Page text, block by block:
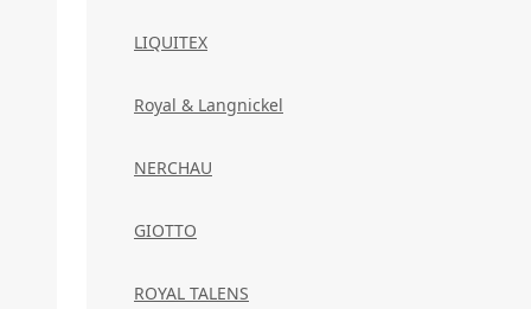
LIQUITEX
Royal & Langnickel
NERCHAU
GIOTTO
ROYAL TALENS